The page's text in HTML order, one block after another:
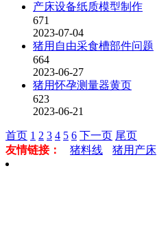
产床设备纸质模型制作
671
2023-07-04
猪用自由采食槽部件问题
664
2023-06-27
猪用怀孕测量器黄页
623
2023-06-21
首页 1 2 3 4 5 6 下一页 尾页
友情链接：
猪料线 猪用产床